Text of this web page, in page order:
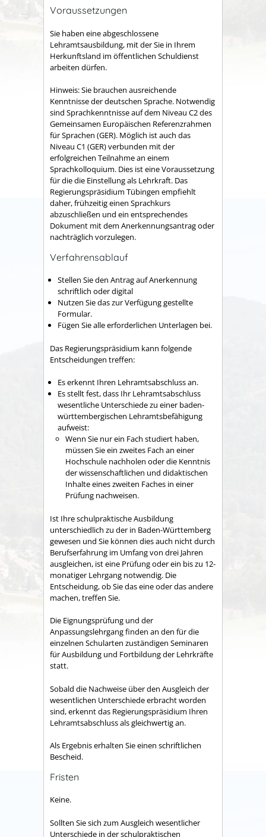
Voraussetzungen
Sie haben eine abgeschlossene
Lehramtsausbildung, mit der Sie in Ihrem
Herkunftsland im öffentlichen Schuldienst
arbeiten dürfen.
Hinweis: Sie brauchen ausreichende
Kenntnisse der deutschen Sprache. Notwendig
sind Sprachkenntnisse auf dem Niveau C2 des
Gemeinsamen Europäischen Referenzrahmen
für Sprachen (GER). Möglich ist auch das
Niveau C1 (GER) verbunden mit der
erfolgreichen Teilnahme an einem
Sprachkolloquium. Dies ist eine Voraussetzung
für die die Einstellung als Lehrkraft. Das
Regierungspräsidium Tübingen empfiehlt
daher, frühzeitig einen Sprachkurs
abzuschließen und ein entsprechendes
Dokument mit dem Anerkennungsantrag oder
nachträglich vorzulegen.
Verfahrensablauf
Stellen Sie den Antrag auf Anerkennung
schriftlich oder digital
Nutzen Sie das zur Verfügung gestellte
Formular.
Fügen Sie alle erforderlichen Unterlagen bei.
Das Regierungspräsidium kann folgende
Entscheidungen treffen:
Es erkennt Ihren Lehramtsabschluss an.
Es stellt fest, dass Ihr Lehramtsabschluss
wesentliche Unterschiede zu einer baden-
württembergischen Lehramtsbefähigung
aufweist:
Wenn Sie nur ein Fach studiert haben,
müssen Sie ein zweites Fach an einer
Hochschule nachholen oder die Kenntnis
der wissenschaftlichen und didaktischen
Inhalte eines zweiten Faches in einer
Prüfung nachweisen.
Ist Ihre schulpraktische Ausbildung
unterschiedlich zu der in Baden-Württemberg
gewesen und Sie können dies auch nicht durch
Berufserfahrung im Umfang von drei Jahren
ausgleichen, ist eine Prüfung oder ein bis zu 12-
monatiger Lehrgang notwendig. Die
Entscheidung, ob Sie das eine oder das andere
machen, treffen Sie.
Die Eignungsprüfung und der
Anpassungslehrgang finden an den für die
einzelnen Schularten zuständigen Seminaren
für Ausbildung und Fortbildung der Lehrkräfte
statt.
Sobald die Nachweise über den Ausgleich der
wesentlichen Unterschiede erbracht worden
sind, erkennt das Regierungspräsidium Ihren
Lehramtsabschluss als gleichwertig an.
Als Ergebnis erhalten Sie einen schriftlichen
Bescheid.
Fristen
Keine.
Sollten Sie sich zum Ausgleich wesentlicher
Unterschiede in der schulpraktischen